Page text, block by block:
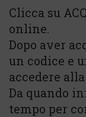
Clicca su
online.
Dopo aver
un codice e
accedere
Da quando
tempo per